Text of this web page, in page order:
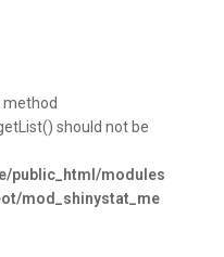
method
should not be
public_html/modules
mod_shinystat_me